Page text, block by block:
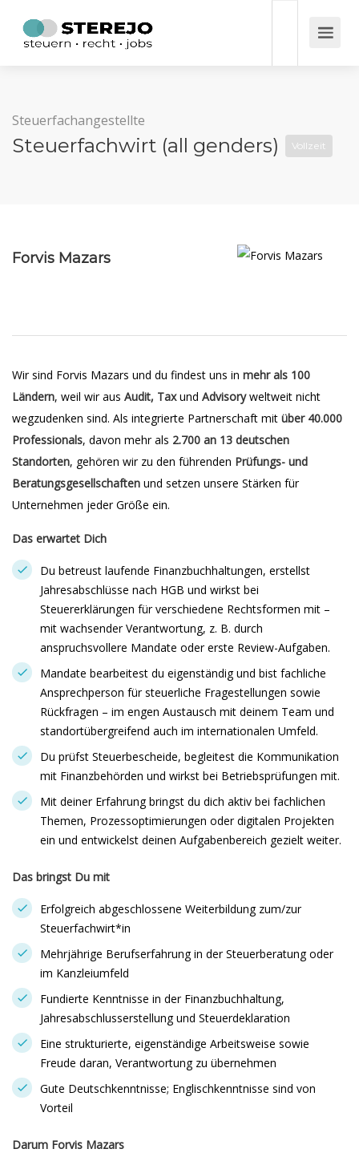
Steuerfachangestellte
Steuerfachwirt (all genders) Vollzeit
Forvis Mazars
Wir sind Forvis Mazars und du findest uns in mehr als 100
Ländern, weil wir aus Audit, Taxund Advisoryweltweit nicht
wegzudenken sind. Als integrierte Partnerschaft mit über 40.000
Professionals, davon mehr als 2.700 an 13 deutschen
Standorten, gehören wir zu den führenden Prüfungs- und
Beratungsgesellschaften und setzen unsere Stärken für
Unternehmen jeder Größe ein.
Das erwartet Dich
Du betreust laufende Finanzbuchhaltungen, erstellst
Jahresabschlüsse nach HGB und wirkst bei
Steuererklärungen für verschiedene Rechtsformen mit –
mit wachsender Verantwortung, z. B. durch
anspruchsvollere Mandate oder erste Review-Aufgaben.
Mandate bearbeitest du eigenständig und bist fachliche
Ansprechperson für steuerliche Fragestellungen sowie
Rückfragen – im engen Austausch mit deinem Team und
standortübergreifend auch im internationalen Umfeld.
Du prüfst Steuerbescheide, begleitest die Kommunikation
mit Finanzbehörden und wirkst bei Betriebsprüfungen mit.
Mit deiner Erfahrung bringst du dich aktiv bei fachlichen
Themen, Prozessoptimierungen oder digitalen Projekten
ein und entwickelst deinen Aufgabenbereich gezielt weiter.
Das bringst Du mit
Erfolgreich abgeschlossene Weiterbildung zum/zur
Steuerfachwirt*in
Mehrjährige Berufserfahrung in der Steuerberatung oder
im Kanzleiumfeld
Fundierte Kenntnisse in der Finanzbuchhaltung,
Jahresabschlusserstellung und Steuerdeklaration
Eine strukturierte, eigenständige Arbeitsweise sowie
Freude daran, Verantwortung zu übernehmen
Gute Deutschkenntnisse; Englischkenntnisse sind von
Vorteil
Darum Forvis Mazars